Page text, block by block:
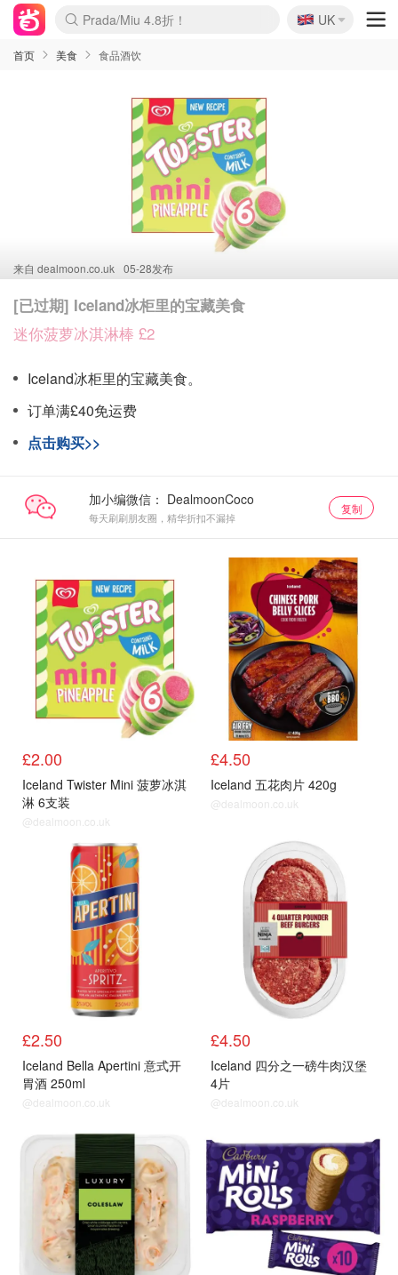
麦卢卡蜂蜜夏促！个位数！
Prada/Miu 4.8折！
啥？必胜客披萨5折！
🇬🇧
UK
首页 美食 食品酒饮
来自 dealmoon.co.uk 05-28发布
[已过期] Iceland冰柜里的宝藏美食
迷你菠萝冰淇淋棒 £2
Iceland冰柜里的宝藏美食。
订单满£40免运费
点击购买>>
加小编微信：
每天刷刷朋友圈，精华折扣不漏掉
复制
£2.00
Iceland Twister Mini 菠萝冰淇
淋 6支装
@dealmoon.co.uk
£4.50
Iceland 五花肉片 420g
@dealmoon.co.uk
£2.50
Iceland Bella Apertini 意式开
胃酒 250ml
@dealmoon.co.uk
£4.50
Iceland 四分之一磅牛肉汉堡
4片
@dealmoon.co.uk